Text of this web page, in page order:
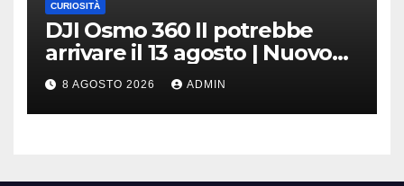
CURIOSITÀ
DJI Osmo 360 II potrebbe
arrivare il 13 agosto | Nuovo
teaser
8 AGOSTO 2026 ADMIN